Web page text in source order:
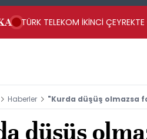
TÜRK TELEKOM İKİNCİ
Haberler "Kurda düşüş olmazsa
düşüş